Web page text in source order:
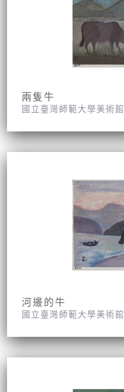
兩隻牛
國立臺灣師範大學美術館
河邊的牛
國立臺灣師範大學美術館